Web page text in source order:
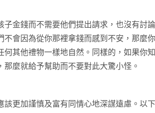
子金錢而不需要他們提出請求，也沒有討
不會因為從你那裡拿錢而感到不安，那麼
何其他禮物一樣地自然。同樣的，如果你
那麼就給予幫助而不要對此大驚小怪。
該更加謹慎及富有同情心地深謀遠慮。以